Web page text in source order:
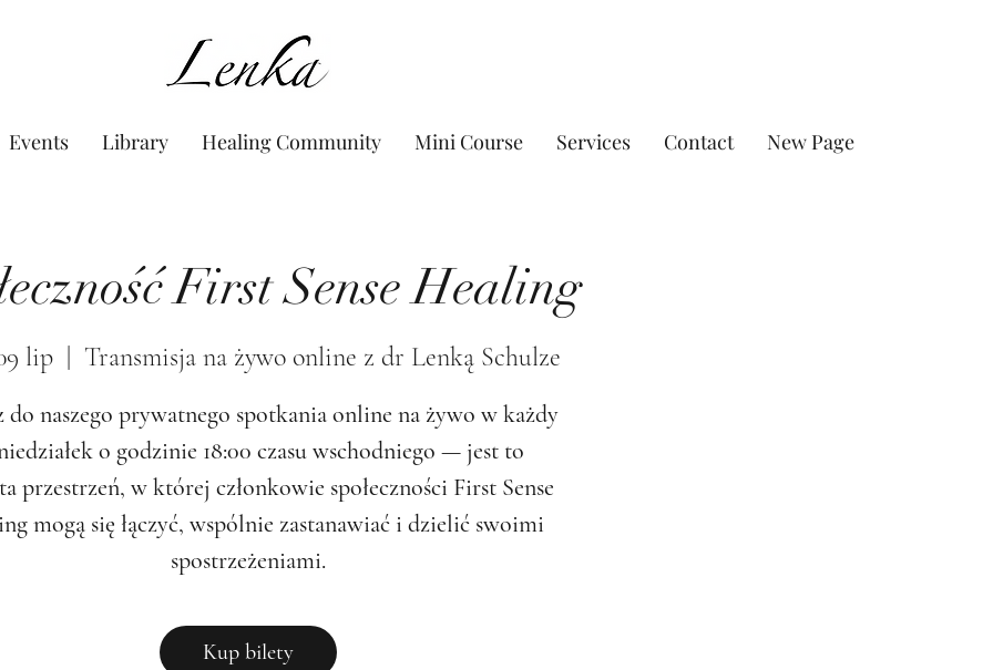
www.Lenka.org
Events Library Healing Community Mini Course Services Contact New Page
First Sense Healing
lip
  |
Transmisja na żywo online z dr Lenką Schulze
do naszego prywatnego spotkania online na żywo w każdy
o godzinie 18:00 czasu wschodniego — jest to
przestrzeń, w której członkowie społeczności First Sense
mogą się łączyć, wspólnie zastanawiać i dzielić swoimi
spostrzeżeniami.
Kup bilety